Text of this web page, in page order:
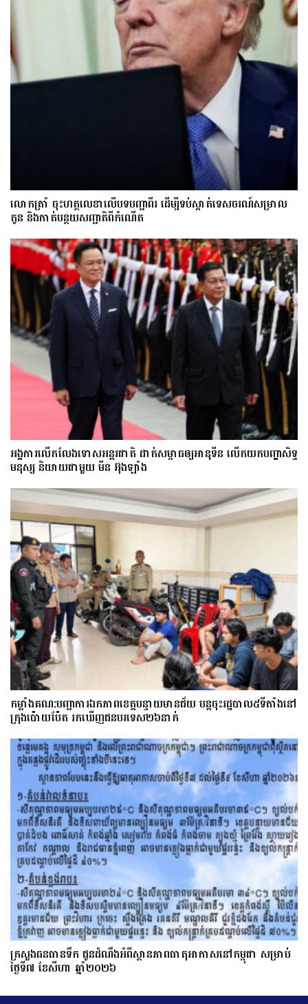
លោក​ត្រាំ ចុះហត្ថលេខាលើបទបញ្ជាពីរ ដើម្បីទប់ស្កាត់ទេស​ចរណ៍សម្រាល
កូន និងកាត់បន្ថយសញ្ជាតិពីកំណើត
អង្គការលើកលែងទោសអន្តរជាតិ ដាក់សម្ពាធឲ្យអានុទីន លើកយកបញ្ហាសិទ្ធ
មនុស្ស និយាយជាមួយ មីន អ៊ុងឡាំង
កម្លាំងគណ:បញ្ជាការឯកភាពខេត្តបន្ទាយមានជ័យ បន្តចុះរដ្ឋបាល៥ទីតាំងនៅ
ក្រុងប៉ោយប៉ែត រកឃើញជនបរទេស២៦នាក់
ក្រសួងធនធានទឹក ជូនដំណឹងអំពីស្ថានភាពធាតុអាកាសនៅកម្ពុជា សម្រាប់
ថ្ងៃទី៧ ខែសីហា ឆ្នាំ២០២៦